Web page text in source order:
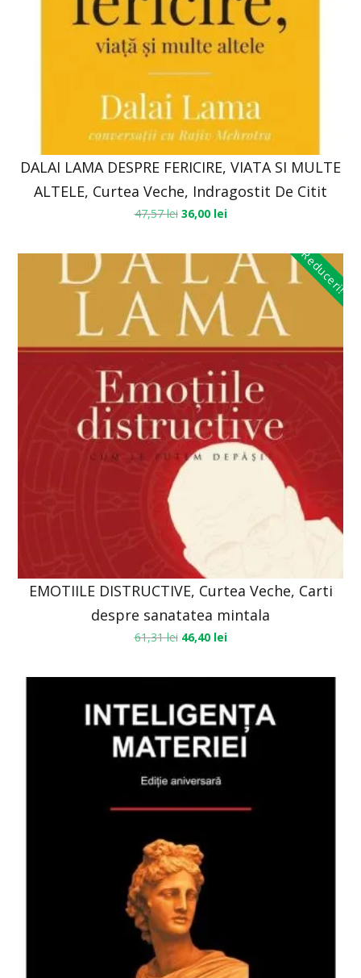
DALAI LAMA DESPRE FERICIRE, VIATA SI MULTE
ALTELE, Curtea Veche, Indragostit De Citit
47,57lei 36,00 lei
Reduceri!
EMOTIILE DISTRUCTIVE, Curtea Veche, Carti
despre sanatatea mintala
61,31lei 46,40 lei